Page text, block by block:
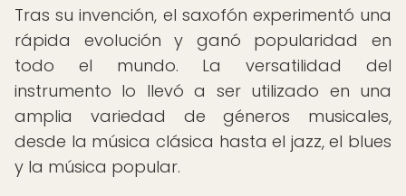
Tras su invención, el saxofón experimentó una
rápida evolución y ganó popularidad en
todo el mundo. La versatilidad del
instrumento lo llevó a ser utilizado en una
amplia variedad de géneros musicales,
desde la música clásica hasta el jazz, el blues
y la música popular.